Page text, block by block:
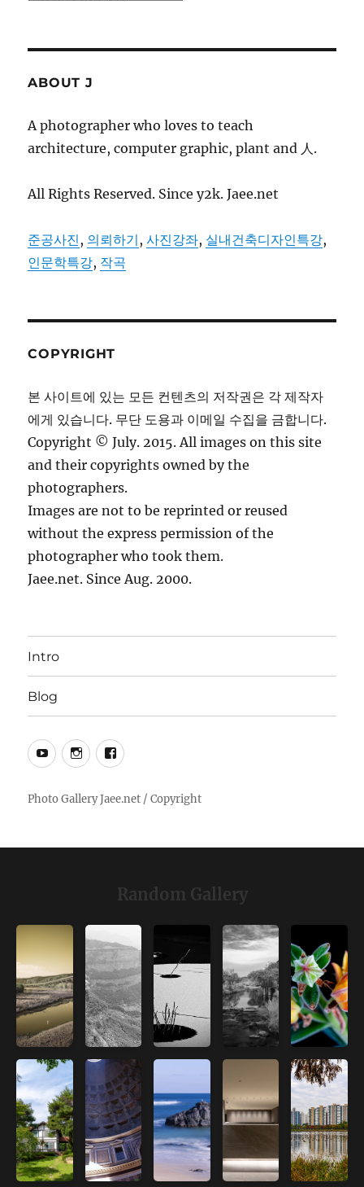
ABOUT J
A photographer who loves to teach
architecture, computer graphic, plant and 人.
All Rights Reserved. Since y2k. Jaee.net
준공사진, 의뢰하기,사진강좌, 실내건축디자인특강,
인문학특강, 작곡
COPYRIGHT
본 사이트에 있는 모든 컨텐츠의 저작권은 각 제작자
에게 있습니다. 무단 도용과 이메일 수집을 금합니다.
Copyright © July. 2015. All images on this site
and their copyrights owned by the
photographers.
Images are not to be reprinted or reused
without the express permission of the
photographer who took them.
Jaee.net. Since Aug. 2000.
Intro
Blog
YouTubeInstagramFacebook
Random Gallery